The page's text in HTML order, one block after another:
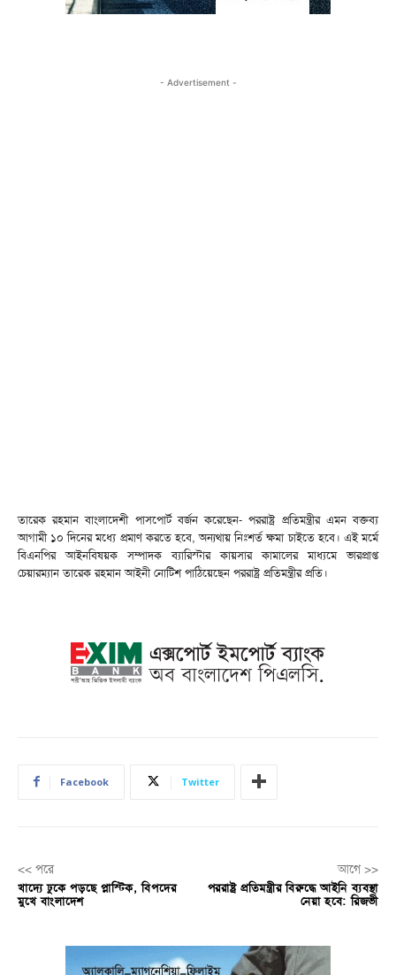
- Advertisement -
তারেক রহমান বাংলাদেশী পাসপোর্ট বর্জন করেছেন- পররাষ্ট্র প্রতিমন্ত্রীর এমন বক্তব্য
আগামী ১০ দিনের মধ্যে প্রমাণ করতে হবে, অন্যথায় নিঃশর্ত ক্ষমা চাইতে হবে। এই মর্মে
বিএনপির আইনবিষয়ক সম্পাদক ব্যারিস্টার কায়সার কামালের মাধ্যমে ভারপ্রাপ্ত
চেয়ারম্যান তারেক রহমান আইনী নোটিশ পাঠিয়েছেন পররাষ্ট্র প্রতিমন্ত্রীর প্রতি।
Facebook Twitter
<< পরে
খাদ্যে ঢুকে পড়ছে প্লাস্টিক, বিপদের
মুখে বাংলাদেশ
আগে >>
পররাষ্ট্র প্রতিমন্ত্রীর বিরুদ্ধে আইনি ব্যবস্থা
নেয়া হবে: রিজভী